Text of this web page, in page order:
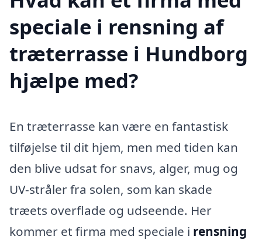
speciale i rensning af
træterrasse i Hundborg
hjælpe med?
En træterrasse kan være en fantastisk
tilføjelse til dit hjem, men med tiden kan
den blive udsat for snavs, alger, mug og
UV-stråler fra solen, som kan skade
træets overflade og udseende. Her
kommer et firma med speciale i rensning